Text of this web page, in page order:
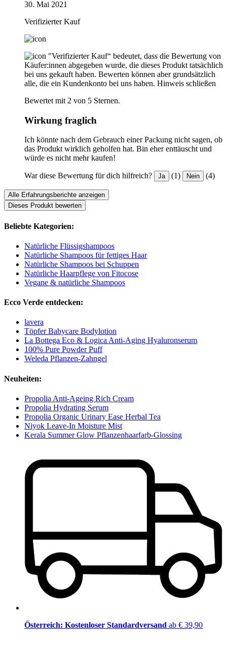
30. Mai 2021
Verifizierter Kauf
"Verifizierter Kauf“ bedeutet, dass die Bewertung von
Käufer:innen abgegeben wurde, die dieses Produkt tatsächlich
bei uns gekauft haben. Bewerten können aber grundsätzlich
alle, die ein Kundenkonto bei uns haben. Hinweis schließen
Bewertet mit 2 von 5 Sternen.
Wirkung fraglich
Ich könnte nach dem Gebrauch einer Packung nicht sagen, ob
das Produkt wirklich geholfen hat. Bin eher enttäuscht und
würde es nicht mehr kaufen!
War diese Bewertung für dich hilfreich? Ja (1) Nein (4)
Alle Erfahrungsberichte anzeigen
Dieses Produkt bewerten
Beliebte Kategorien:
Natürliche Flüssigshampoos
Natürliche Shampoos für fettiges Haar
Natürliche Shampoos bei Schuppen
Natürliche Haarpflege von Fitocose
Vegane & natürliche Shampoos
Ecco Verde entdecken:
lavera
Töpfer Babycare Bodylotion
La Bottega Eco & Logica Anti-Aging Hyaluronserum
100% Pure Powder Puff
Weleda Pflanzen-Zahngel
Neuheiten:
Propolia Anti-Ageing Rich Cream
Propolia Hydrating Serum
Propolia Organic Urinary Ease Herbal Tea
Niyok Leave-In Moisture Mist
Kerala Summer Glow Pflanzenhaarfarb-Glossing
Österreich: Kostenloser Standardversand ab € 39,90